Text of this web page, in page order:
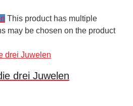
This product has multiple
may be chosen on the product
drei Juwelen